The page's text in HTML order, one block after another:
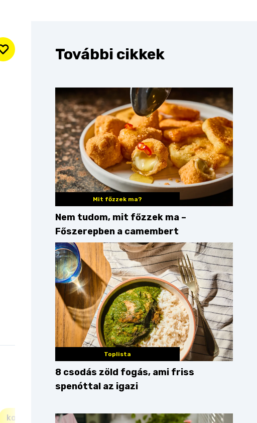
kovász
További cikkek
Mit főzzek ma?
Nem tudom, mit főzzek ma –
Főszerepben a camembert
Toplista
8 csodás zöld fogás, ami friss
spenóttal az igazi